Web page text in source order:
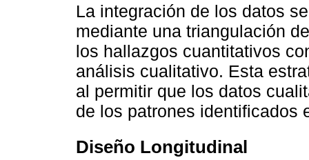
La integración de los datos
mediante una triangulación
los hallazgos cuantitativos
análisis cualitativo. Esta
al permitir que los datos
de los patrones identificados
Diseño Longitudinal